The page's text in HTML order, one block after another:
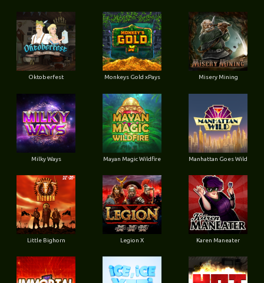
Oktoberfest Monkeys Gold xPays Misery Mining
Milky Ways Mayan Magic Wildfire Manhattan Goes Wild
Little Bighorn Legion X Karen Maneater